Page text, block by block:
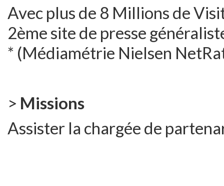
Avec plus de 8 Millions de
2ème site de presse
* (Médiamétrie Nielsen
> Missions
Assister la chargée de